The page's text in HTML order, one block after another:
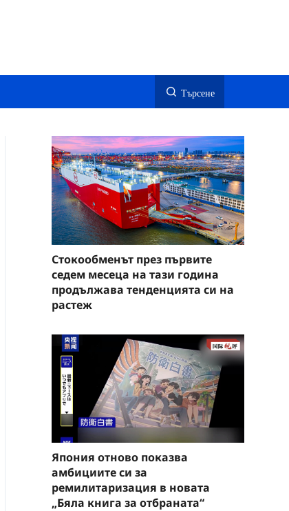
Търсене
Стокообменът през първите
седем месеца на тази година
продължава тенденцията си на
растеж
Япония отново показва
амбициите си за
ремилитаризация в новата
„Бяла книга за отбраната“